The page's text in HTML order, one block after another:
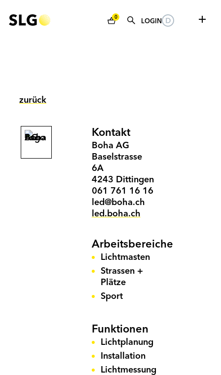
0
LOGIN
zurück
Kontakt
Boha AG
Baselstrasse
6A
4243 Dittingen
061 761 16 16
led@boha.ch
led.boha.ch
Arbeitsbereiche
Lichtmasten
Strassen +
Plätze
Sport
Funktionen
Lichtplanung
Installation
Lichtmessung